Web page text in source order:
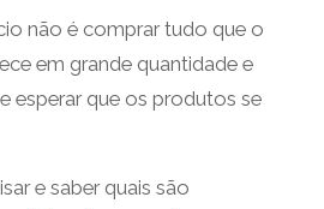
não é comprar tudo que o
em grande quantidade e
esperar que os produtos se
e saber quais são